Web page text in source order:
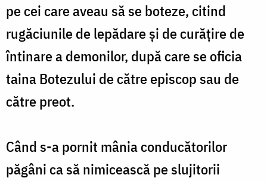
pe cei care aveau să se boteze, citind
rugăciunile de lepădare și de curățire de
întinare a demonilor, după care se oficia
taina Botezului de către episcop sau de
către preot.
Când s-a pornit mânia conducătorilor
păgâni ca să nimicească pe slujitorii